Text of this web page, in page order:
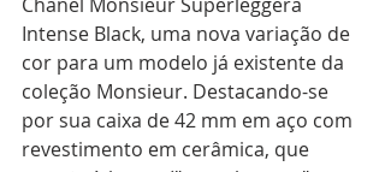
Intense Black, uma nova variação de
cor para um modelo já existente da
coleção Monsieur. Destacando-se
por sua caixa de 42 mm em aço com
revestimento em cerâmica, que